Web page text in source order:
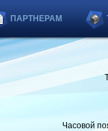
ПАРТНЕРАМ
Часовой